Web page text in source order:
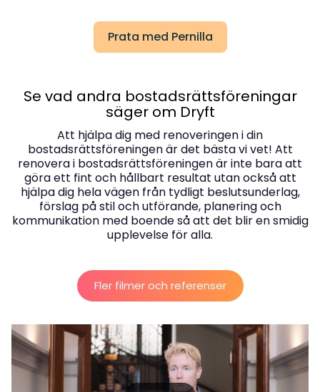
Prata med Pernilla
Se vad andra bostadsrättsföreningar
säger om Dryft
Att hjälpa dig med renoveringen i din
bostadsrättsföreningen är det bästa vi vet! Att
renovera i bostadsrättsföreningen är inte bara att
göra ett fint och hållbart resultat utan också att
hjälpa dig hela vägen från tydligt beslutsunderlag,
förslag på stil och utförande, planering och
kommunikation med boende så att det blir en smidig
Fler filmer och referenser